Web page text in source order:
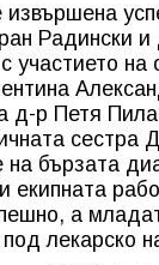
Радински
участието на
д-р Петя
сестра
на бързата
екипната
а
под лекарско